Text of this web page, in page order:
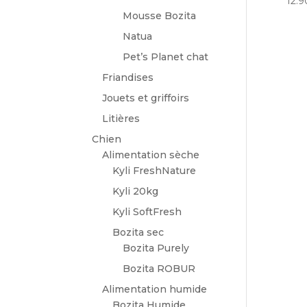
Mousse Bozita
Natua
Pet’s Planet chat
Friandises
Jouets et griffoirs
Litières
Chien
Alimentation sèche
Kyli FreshNature
Kyli 20kg
Kyli SoftFresh
Bozita sec
Bozita Purely
Bozita ROBUR
Alimentation humide